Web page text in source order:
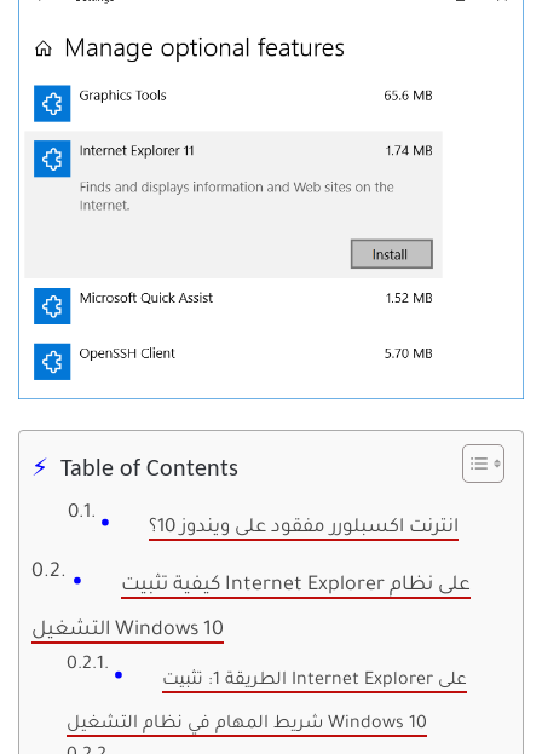
Table of Contents
انترنت اكسبلورر مفقود على ويندوز 10؟
كيفية تثبيت Internet Explorer على نظام
التشغيل Windows 10
الطريقة 1: تثبيت Internet Explorer على
شريط المهام في نظام التشغيل Windows 10